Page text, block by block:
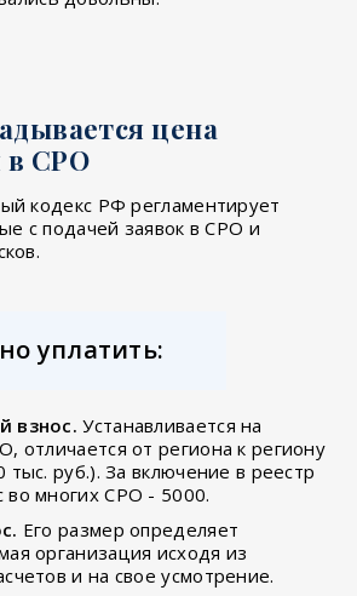
цена
в СРО
кодекс РФ регламентирует
с подачей заявок в СРО и
уплатить:
взнос. Устанавливается на
отличается от региона к региону
руб.). За включение в реестр
многих СРО - 5000.
Его размер определяет
организация исходя из
и на свое усмотрение.